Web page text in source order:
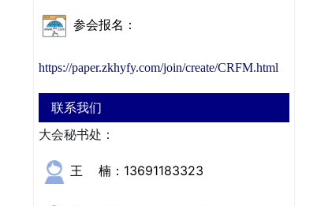
参会报名：
https://paper.zkhyfy.com/join/create/CRFM.html
联系我们
大会秘书处：
王 楠：13691183323